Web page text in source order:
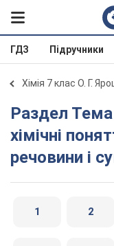
ГДЗ Підручники
Хімія 7 клас О. Г.
Раздел Тема 1. Початкові
хімічні
речовини і
1 2